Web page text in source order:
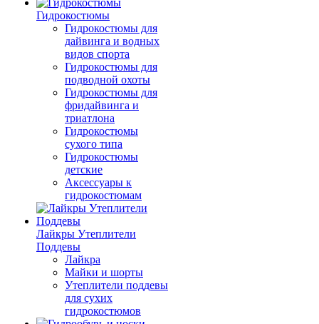
Гидрокостюмы
Гидрокостюмы для
дайвинга и водных
видов спорта
Гидрокостюмы для
подводной охоты
Гидрокостюмы для
фридайвинга и
триатлона
Гидрокостюмы
сухого типа
Гидрокостюмы
детские
Аксессуары к
гидрокостюмам
Лайкры Утеплители
Поддевы
Лайкра
Майки и шорты
Утеплители поддевы
для сухих
гидрокостюмов